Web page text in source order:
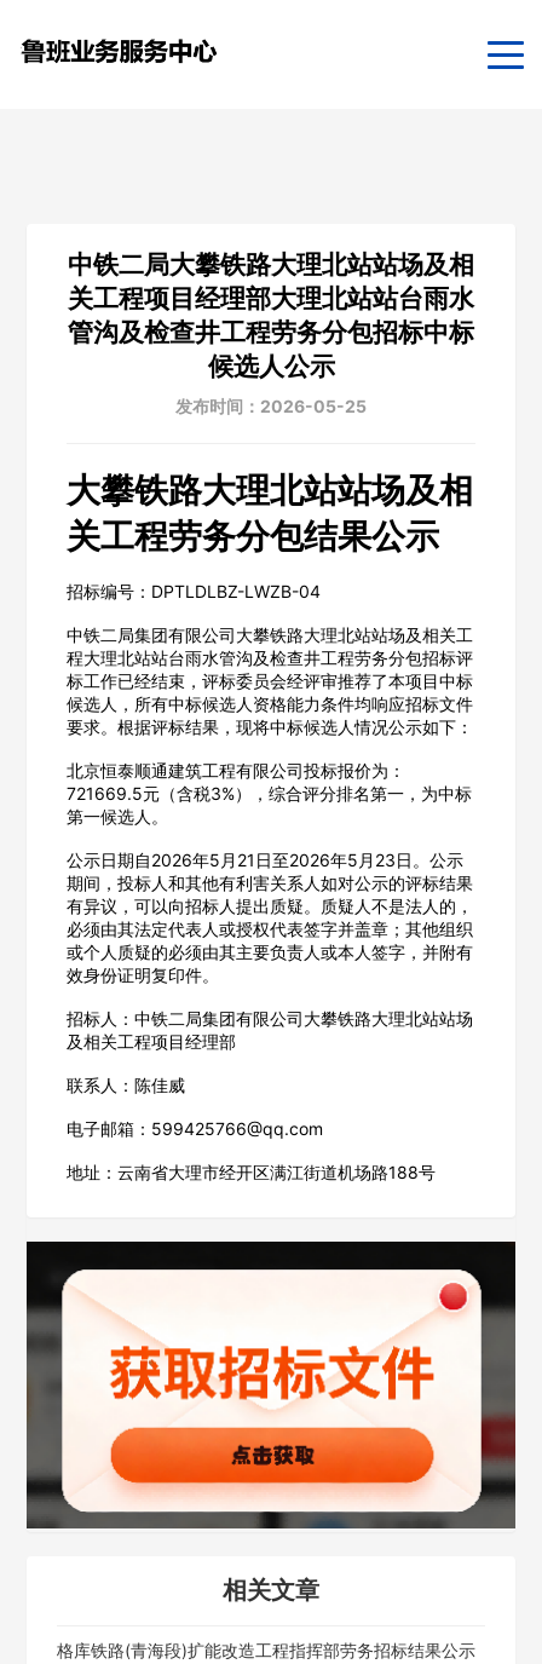
中铁二局大攀铁路大理北站站场及相
关工程项目经理部大理北站站台雨水
管沟及检查井工程劳务分包招标中标
候选人公示
发布时间：2026-05-25
大攀铁路大理北站站场及相
关工程劳务分包结果公示
招标编号：DPTLDLBZ-LWZB-04
中铁二局集团有限公司大攀铁路大理北站站场及相关工
程大理北站站台雨水管沟及检查井工程劳务分包招标评
标工作已经结束，评标委员会经评审推荐了本项目中标
候选人，所有中标候选人资格能力条件均响应招标文件
要求。根据评标结果，现将中标候选人情况公示如下：
北京恒泰顺通建筑工程有限公司投标报价为：
721669.5元（含税3%），综合评分排名第一，为中标
第一候选人。
公示日期自2026年5月21日至2026年5月23日。公示
期间，投标人和其他有利害关系人如对公示的评标结果
有异议，可以向招标人提出质疑。质疑人不是法人的，
必须由其法定代表人或授权代表签字并盖章；其他组织
或个人质疑的必须由其主要负责人或本人签字，并附有
效身份证明复印件。
招标人：中铁二局集团有限公司大攀铁路大理北站站场
及相关工程项目经理部
联系人：陈佳威
电子邮箱：599425766@qq.com
地址：云南省大理市经开区满江街道机场路188号
相关文章
格库铁路(青海段)扩能改造工程指挥部劳务招标结果公示
欢迎入驻供应商
公司所在地
请选择省市
填写联系电话后会有服务中心的工作人员给您致电！